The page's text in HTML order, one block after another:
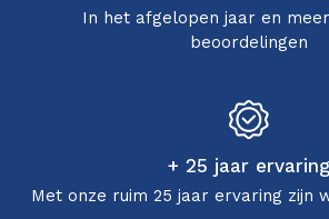
In het afgelopen jaar en
beoordelingen
+ 25 jaar ervaring
Met onze ruim 25 jaar ervaring zijn